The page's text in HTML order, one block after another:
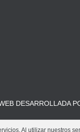
Al utilizar nuestros
DESARROLLADA